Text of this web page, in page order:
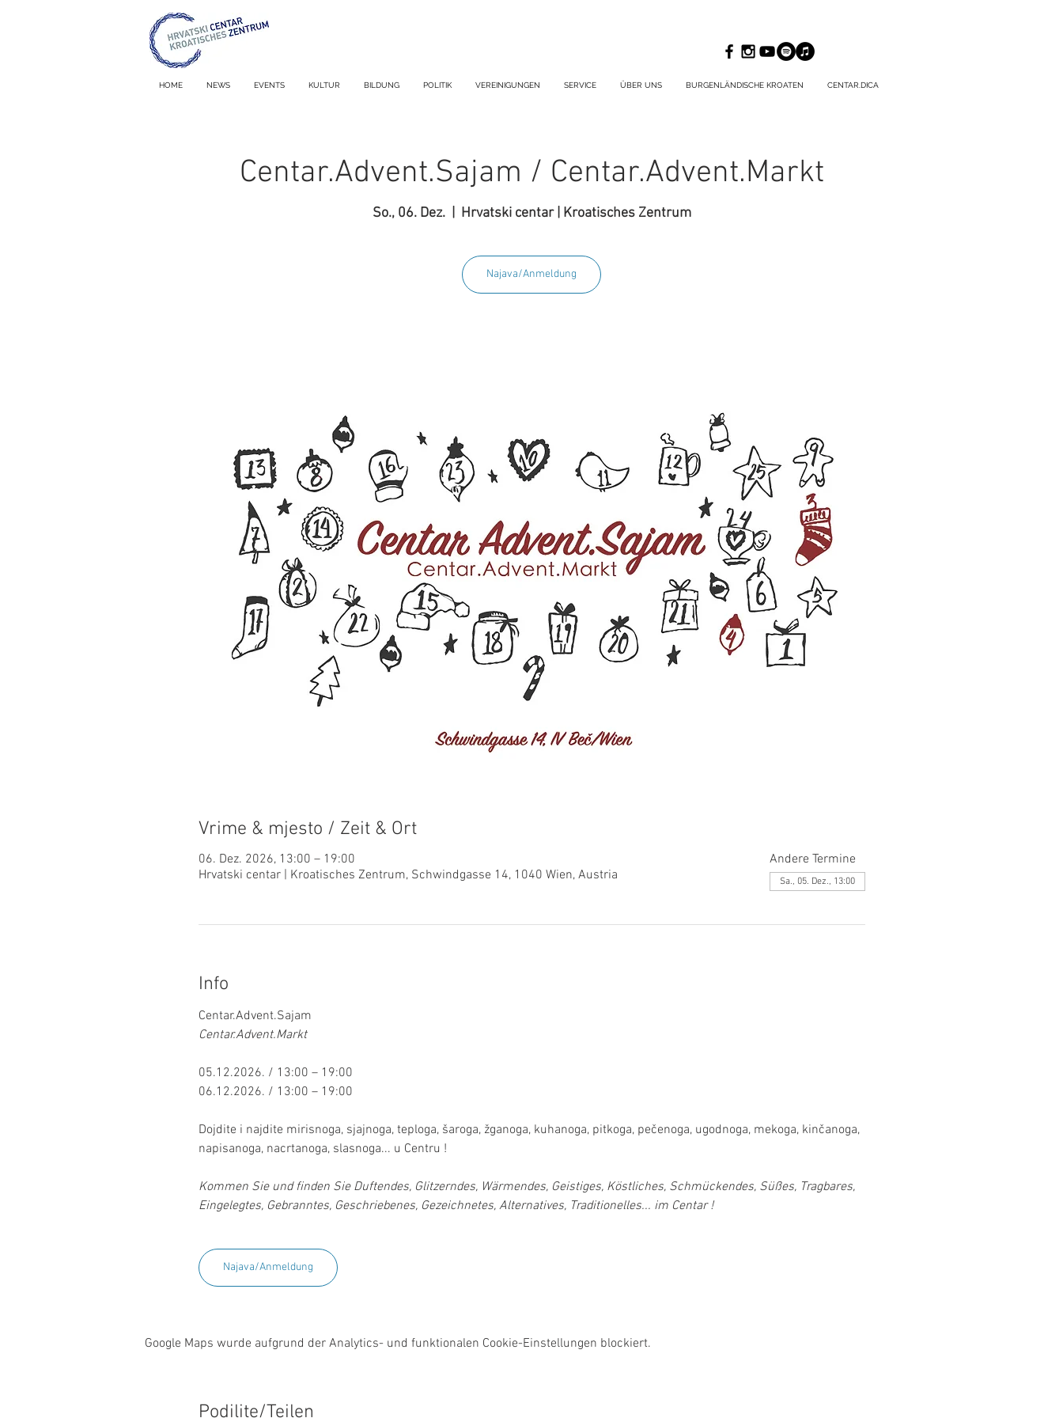
HOME NEWS EVENTS KULTUR BILDUNG POLITIK VEREINIGUNGEN SERVICE ÜBER UNS BURGENLÄNDISCHE KROATEN CENTAR.DICA
Centar.Advent.Sajam / Centar.Advent.Markt
So., 06. Dez.
  |
Hrvatski centar | Kroatisches Zentrum
Najava/Anmeldung
Vrime & mjesto / Zeit & Ort
06. Dez. 2026, 13:00 – 19:00
Hrvatski centar | Kroatisches Zentrum, Schwindgasse 14, 1040 Wien, Austria
Andere Termine
Sa., 05. Dez., 13:00
Info
Centar.Advent.Sajam
Centar.Advent.Markt
05.12.2026. / 13:00 – 19:00
06.12.2026. / 13:00 – 19:00
Dojdite i najdite mirisnoga, sjajnoga, teploga, šaroga, žganoga, kuhanoga, pitkoga, pečenoga, ugodnoga, mekoga, kinčanoga,
napisanoga, nacrtanoga, slasnoga... u Centru !
Kommen Sie und finden Sie Duftendes, Glitzerndes, Wärmendes, Geistiges, Köstliches, Schmückendes, Süßes, Tragbares,
Eingelegtes, Gebranntes, Geschriebenes, Gezeichnetes, Alternatives, Traditionelles... im Centar !
Najava/Anmeldung
Google Maps wurde aufgrund der Analytics- und funktionalen Cookie-Einstellungen blockiert.
Podilite/Teilen